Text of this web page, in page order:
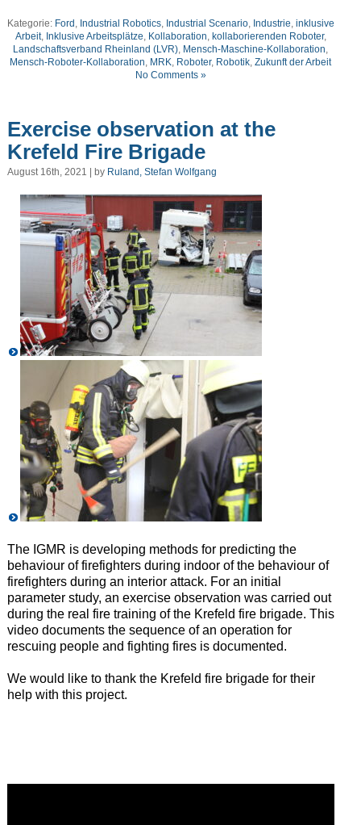
Kategorie: Ford, Industrial Robotics, Industrial Scenario, Industrie, inklusive
Arbeit, Inklusive Arbeitsplätze, Kollaboration, kollaborierenden Roboter,
Landschaftsverband Rheinland (LVR), Mensch-Maschine-Kollaboration,
Mensch-Roboter-Kollaboration, MRK, Roboter, Robotik,Zukunft der Arbeit
No Comments »
Exercise observation at the
Krefeld Fire Brigade
August 16th, 2021 | by Ruland, Stefan Wolfgang
The IGMR is developing methods for predicting the
behaviour of firefighters during indoor of the behaviour of
firefighters during an interior attack. For an initial
parameter study, an exercise observation was carried out
during the real fire training of the Krefeld fire brigade. This
video documents the sequence of an operation for
rescuing people and fighting fires is documented.
We would like to thank the Krefeld fire brigade for their
help with this project.